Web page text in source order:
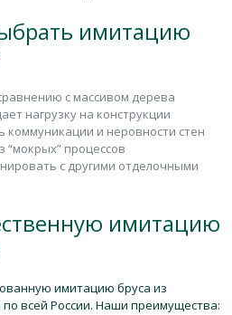
имитацию
с массивом дерева
нагрузку на конструкции
коммуникации и неровности стен
процессов
с другими отделочными
имитацию
имитацию бруса из
всей России. Наши преимущества: